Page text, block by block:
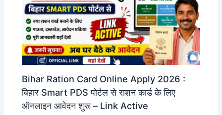
Bihar Ration Card Online Apply 2026 :
बिहार Smart PDS पोर्टल से राशन कार्ड के लिए
ऑनलाइन आवेदन शुरू – Link Active